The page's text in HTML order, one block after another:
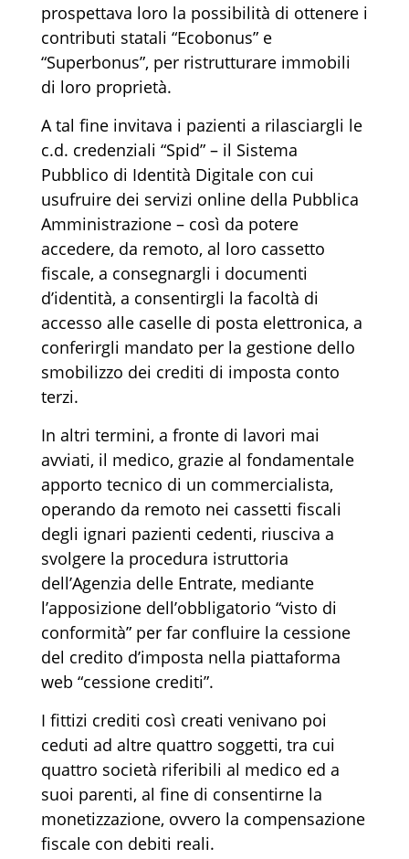
prospettava loro la possibilità di ottenere i
contributi statali “Ecobonus” e
“Superbonus”, per ristrutturare immobili
di loro proprietà.
A tal fine invitava i pazienti a rilasciargli le
c.d. credenziali “Spid” – il Sistema
Pubblico di Identità Digitale con cui
usufruire dei servizi online della Pubblica
Amministrazione – così da potere
accedere, da remoto, al loro cassetto
fiscale, a consegnargli i documenti
d’identità, a consentirgli la facoltà di
accesso alle caselle di posta elettronica, a
conferirgli mandato per la gestione dello
smobilizzo dei crediti di imposta conto
terzi.
In altri termini, a fronte di lavori mai
avviati, il medico, grazie al fondamentale
apporto tecnico di un commercialista,
operando da remoto nei cassetti fiscali
degli ignari pazienti cedenti, riusciva a
svolgere la procedura istruttoria
dell’Agenzia delle Entrate, mediante
l’apposizione dell’obbligatorio “visto di
conformità” per far confluire la cessione
del credito d’imposta nella piattaforma
web “cessione crediti”.
I fittizi crediti così creati venivano poi
ceduti ad altre quattro soggetti, tra cui
quattro società riferibili al medico ed a
suoi parenti, al fine di consentirne la
monetizzazione, ovvero la compensazione
fiscale con debiti reali.